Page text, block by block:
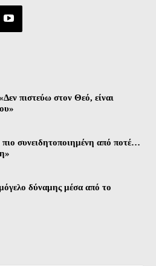
πιστεύω στον Θεό, είναι
συνειδητοποιημένη από ποτέ…
δύναμης μέσα από το